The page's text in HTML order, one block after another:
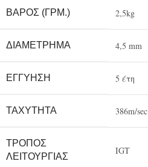
ΒΆΡΟΣ (ΓΡΜ.) 2,5kg
ΔΙΑΜΈΤΡΗΜΑ 4,5 mm
ΕΓΓΎΗΣΗ 5 έτη
ΤΑΧΎΤΗΤΑ 386m/sec
ΤΡΌΠΟΣ
ΛΕΙΤΟΥΡΓΊΑΣ
IGT